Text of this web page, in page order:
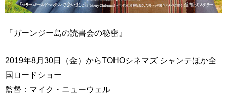
『ガーンジー島の読書会の秘密』
2019年8月30日（金）からTOHOシネマズ シャンテほか全
国ロードショー
監督：マイク・ニューウェル